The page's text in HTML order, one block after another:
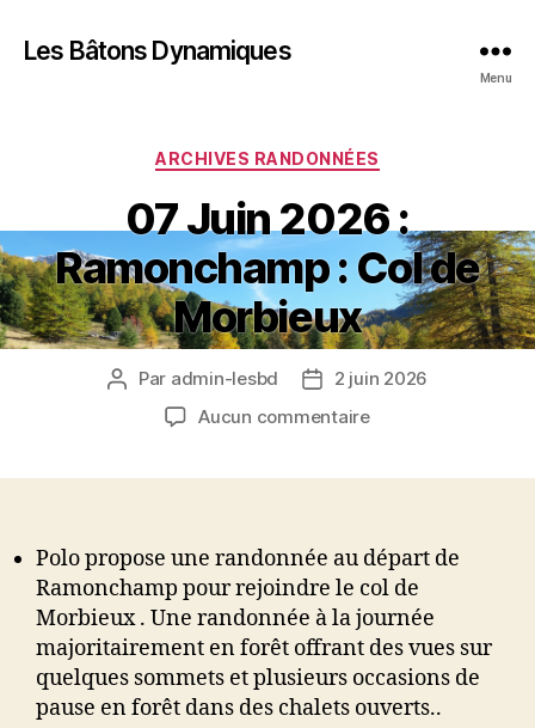
Les Bâtons Dynamiques
Menu
Catégories
ARCHIVES RANDONNÉES
07 Juin 2026 :
Ramonchamp : Col de
Morbieux
Auteur
l’article
Par admin-lesbd
Date2 juin 2026
Aucun commentairesur
Ramonchamp
:
Col
de
Morbieux
Polo propose une randonnée au départ de
Ramonchamp pour rejoindre le col de
Morbieux . Une randonnée à la journée
majoritairement en forêt offrant des vues sur
quelques sommets et plusieurs occasions de
pause en forêt dans des chalets ouverts..